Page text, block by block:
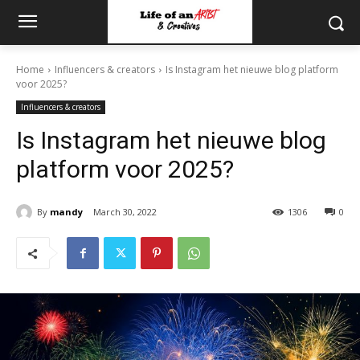
Home Influencers & creators
Is Instagram het nieuwe blog platform
voor 2025?
Influencers & creators
Is Instagram het nieuwe blog
platform voor 2025?
By mandy March 30, 2022 0
1306